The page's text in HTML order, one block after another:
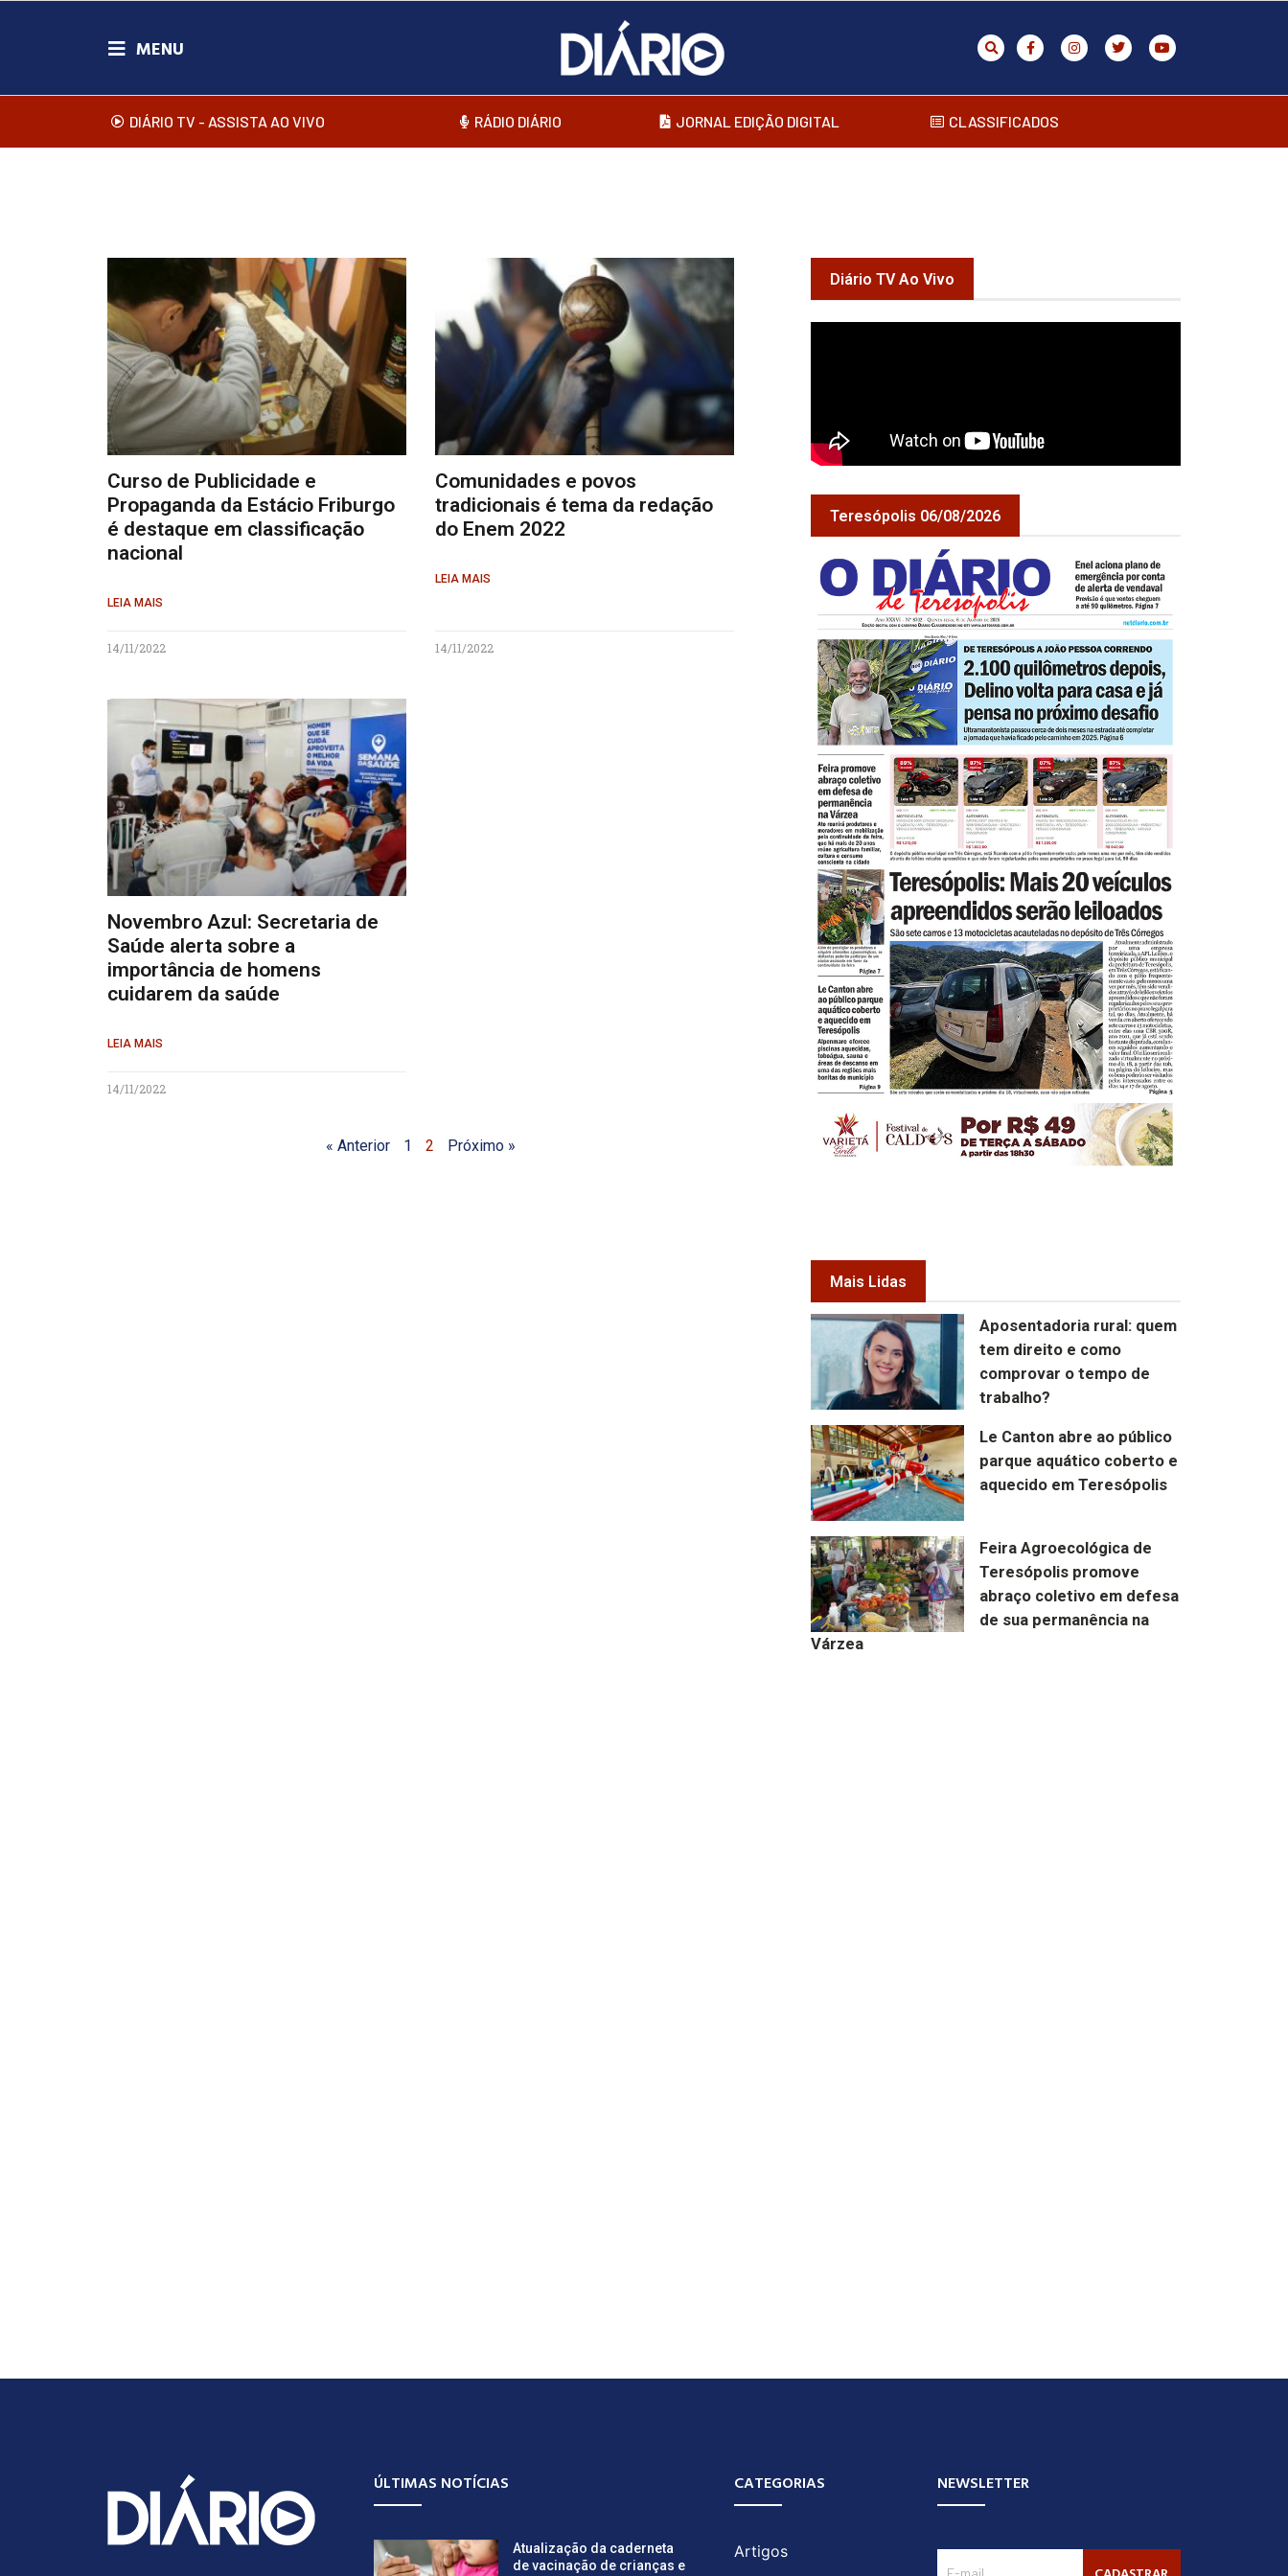
DIÁRIO TV - ASSISTA AO VIVO RÁDIO DIÁRIO JORNAL EDIÇÃO DIGITAL CLASSIFICADOS
Curso de Publicidade e
Propaganda da Estácio Friburgo
é destaque em classificação
nacional
LEIA MAIS
14/11/2022
Comunidades e povos
tradicionais é tema da redação
do Enem 2022
LEIA MAIS
14/11/2022
Novembro Azul: Secretaria de
Saúde alerta sobre a
importância de homens
cuidarem da saúde
LEIA MAIS
14/11/2022
« Anterior 1 2 Próximo »
Diário TV Ao Vivo
Teresópolis 06/08/2026
Mais Lidas
Aposentadoria rural: quem
tem direito e como
comprovar o tempo de
trabalho?
Le Canton abre ao público
parque aquático coberto e
aquecido em Teresópolis
Feira Agroecológica de
Teresópolis promove
abraço coletivo em defesa
de sua permanência na
Várzea
ÚLTIMAS NOTÍCIAS
Atualização da caderneta
de vacinação de crianças e
CATEGORIAS
Artigos
NEWSLETTER